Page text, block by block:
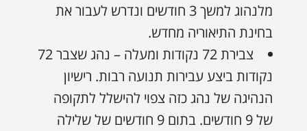
מלנהוג למשך 3 חודשים ונדרש לעבור את
בחינת התיאוריה מחדש.
צבירת 72 נקודות ומעלה – נהג שצבר 72
נקודות ביצע עבירות תנועה רבות. רישיון
הנהיגה של נהג כזה צפוי להישלל לתקופה
של 9 חודשים. בתום 9 חודשים של שלילה